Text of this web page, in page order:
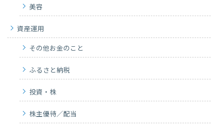
美容
資産運用
その他お金のこと
ふるさと納税
投資・株
株主優待／配当